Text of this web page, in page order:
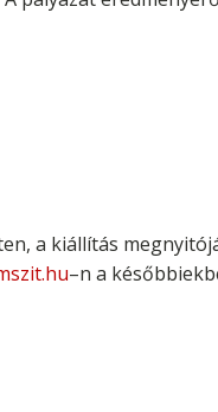
a kiállítás
–n a